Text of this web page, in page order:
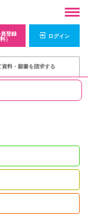
登録
）
ログイン
資料・願書を請求する